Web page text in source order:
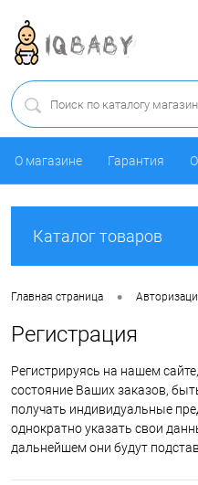
О магазине Гарантия
Каталог товаров
Главная страница •
Регистрация
Регистрируясь на нашем
состояние Ваших заказов,
получать индивидуальные
однократно указать свои
дальнейшем они будут